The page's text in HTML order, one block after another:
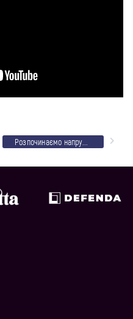
Розпочинаємо напружений робочий тиждень